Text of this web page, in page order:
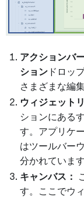
アクションバー
ション ドロッ
さまざまな編
ウィジェット
ションにある
す。アプリケ
はツールバー
分かれています
キャンバス：
す。ここでウ